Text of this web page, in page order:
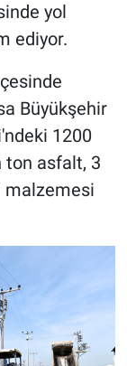
yol
ediyor.
Büyükşehir
1200
asfalt, 3
malzemesi